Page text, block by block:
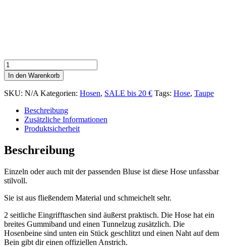
Hose
fließend
in
TAUPE
In den Warenkorb
SKU: N/A Kategorien: Hosen, SALE bis 20 € Tags: Hose, Taupe
Beschreibung
Zusätzliche Informationen
Produktsicherheit
Beschreibung
Einzeln oder auch mit der passenden Bluse ist diese Hose unfassbar
stilvoll.
Sie ist aus fließendem Material und schmeichelt sehr.
2 seitliche Eingrifftaschen sind äußerst praktisch. Die Hose hat ein
breites Gummiband und einen Tunnelzug zusätzlich. Die
Hosenbeine sind unten ein Stück geschlitzt und einen Naht auf dem
Bein gibt dir einen offiziellen Anstrich.